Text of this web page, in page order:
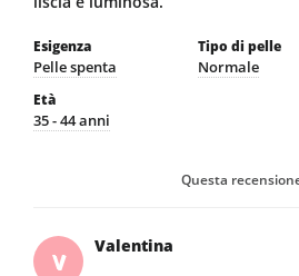
Esigenza
Pelle spenta
Tipo di pelle
Normale
Età
35 - 44 anni
Questa
V
Valentina